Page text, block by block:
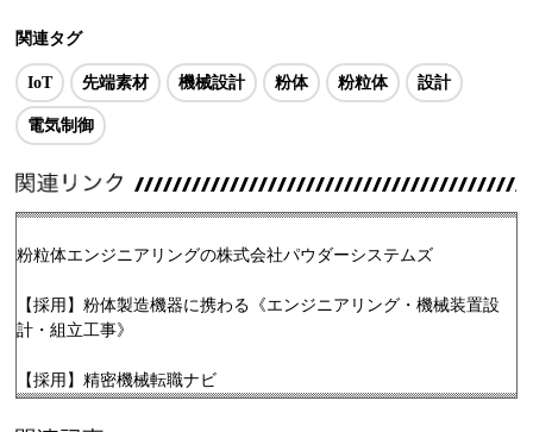
関連タグ
IoT 先端素材 機械設計 粉体 粉粒体 設計
電気制御
粉粒体エンジニアリングの株式会社パウダーシステムズ
【採用】粉体製造機器に携わる《エンジニアリング・機械装置設
計・組立工事》
【採用】精密機械転職ナビ